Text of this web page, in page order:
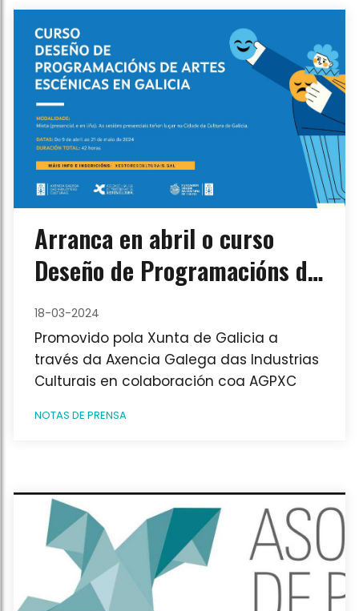
Arranca en abril o curso
Deseño de Programacións de
Artes Escénicas en Galicia
18-03-2024
Promovido pola Xunta de Galicia a
través da Axencia Galega das Industrias
Culturais en colaboración coa AGPXC
NOTAS DE PRENSA